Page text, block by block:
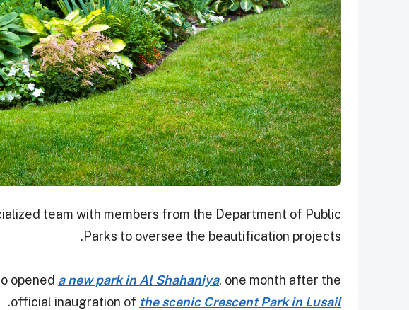
team with members from the Department of Public
Parks to oversee the beautification projects.
opened a new park in Al Shahaniya, one month after the
official inaugration of the scenic Crescent Park in Lusail
.